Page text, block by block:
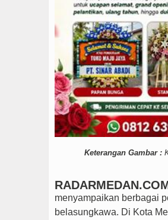
Rico
Keterangan Gambar :
menyampaikan berbagai
belasungkawa. Di Kota